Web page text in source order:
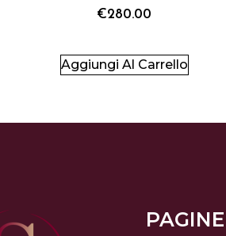
€280.00
Aggiungi Al Carrello